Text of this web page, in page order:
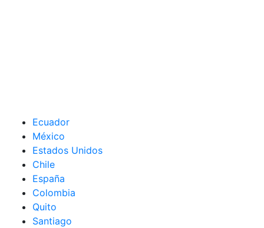
Ecuador
México
Estados Unidos
Chile
España
Colombia
Quito
Santiago